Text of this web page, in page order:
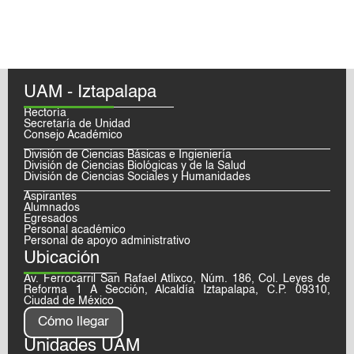
UAM - Iztapalapa
Rectoría
Secretaría de Unidad
Consejo Académico
División de Ciencias Básicas e Ingieniería
División de Ciencias Biológicas y de la Salud
División de Ciencias Sociales y Humanidades
Aspirantes
Alumnados
Egresados
Personal académico
Personal de apoyo administrativo
Ubicación
Av. Ferrocarril San Rafael Atlixco, Núm. 186, Col. Leyes de
Reforma 1 A Sección, Alcaldía Iztapalapa, C.P. 09310,
Ciudad de México
Cómo llegar
Unidades UAM